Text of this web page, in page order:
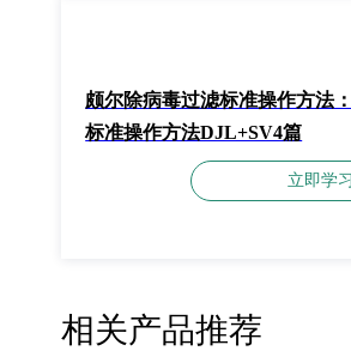
颇尔除病毒过滤标准操作方法
标准操作方法DJL+SV4篇
立即学习
相关产品推荐